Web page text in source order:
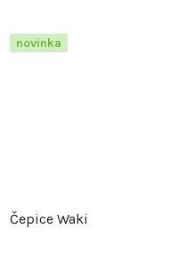
novinka
Čepice Waki